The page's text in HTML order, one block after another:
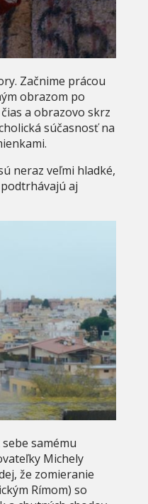
Začnime prácou
obrazom po
a obrazovo skrz
súčasnosť na
neraz veľmi hladké,
aj
samému
Michely
že zomieranie
Rímom) so